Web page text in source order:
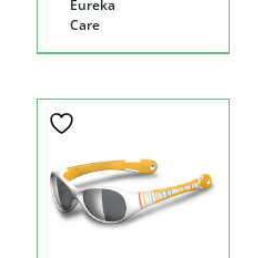
Eureka
Care